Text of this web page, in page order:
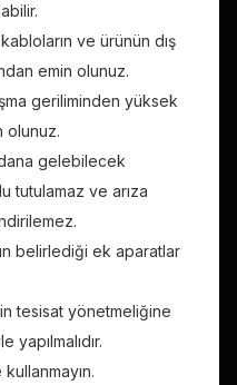
ve ürünün dış
emin olunuz.
geriliminden yüksek
olunuz.
gelebilecek
tutulamaz ve arıza
belirlediği ek aparatlar
tesisat yönetmeliğine
yapılmalıdır.